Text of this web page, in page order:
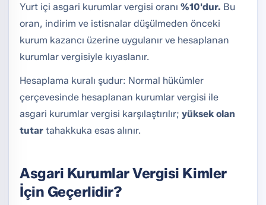
Yurt içi asgari kurumlar vergisi oranı %10'dur. Bu
oran, indirim ve istisnalar düşülmeden önceki
kurum kazancı üzerine uygulanır ve hesaplanan
kurumlar vergisiyle kıyaslanır.
Hesaplama kuralı şudur: Normal hükümler
çerçevesinde hesaplanan kurumlar vergisi ile
asgari kurumlar vergisi karşılaştırılır; yüksek olan
tutar tahakkuka esas alınır.
Asgari Kurumlar Vergisi Kimler
İçin Geçerlidir?